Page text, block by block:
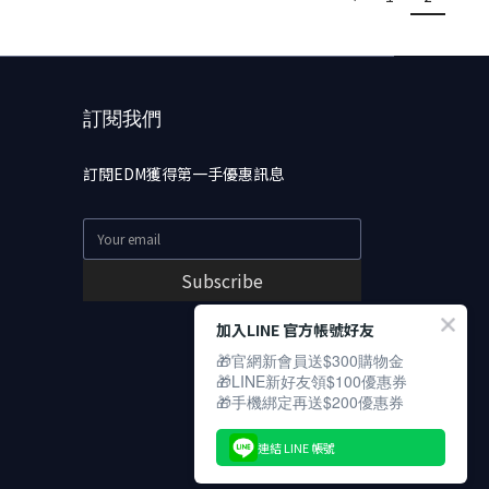
訂閱我們
訂閱EDM獲得第一手優惠訊息
Subscribe
加入LINE 官方帳號好友
🎁官網新會員送$300購物金
🎁LINE新好友領$100優惠券
🎁手機綁定再送$200優惠券
連結 LINE 帳號